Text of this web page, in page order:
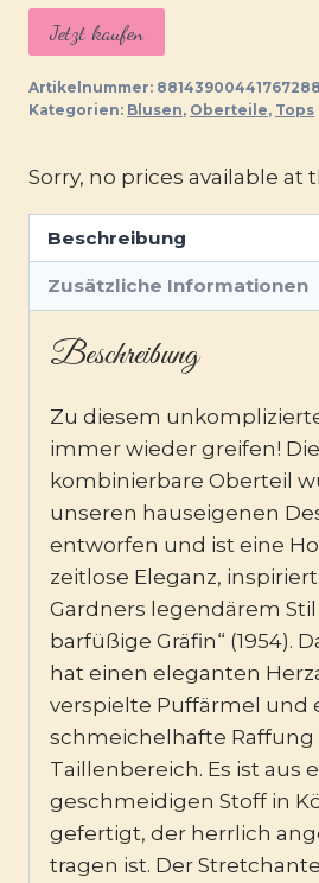
Jetzt kaufen
Artikelnummer:
Kategorien: Blusen, Oberteile, Tops
Sorry, no prices available at
Beschreibung
Zusätzliche Informationen
Beschreibung
Zu diesem
immer wieder greifen!
kombinierbare Oberteil
unseren hauseigenen
entworfen und ist eine
zeitlose Eleganz, inspiriert
Gardners legendärem Stil
barfüßige Gräfin“ (1954).
hat einen eleganten
verspielte Puffärmel und
schmeichelhafte Raffung
Taillenbereich. Es ist aus
geschmeidigen Stoff in
gefertigt, der herrlich
tragen ist. Der